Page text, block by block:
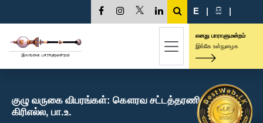
E | සි |
எனது பாராளுமன்றம்
இங்கே உள்நுழைக
குழு வருகை விபரங்கள்: கௌரவ சட்டத்தரணி லக்ஷ்மன்
கிரிஎல்ல, பா.உ.